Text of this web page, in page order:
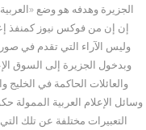
الجزيرة وهدفه هو وضع
إن إن من فوكس نيوز كمنفذ
والعائلات الحاكمة في
التعبيرات مختلفة عن تلك